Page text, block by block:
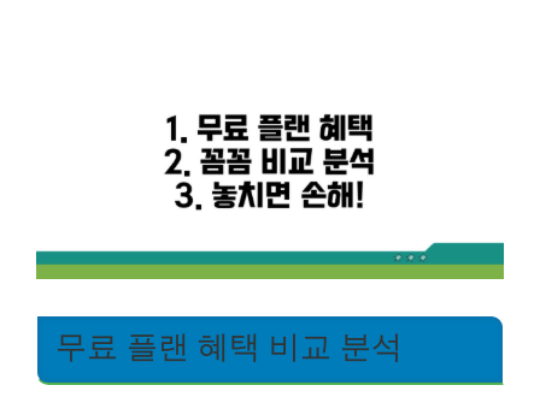
무료 플랜 혜택 비교 분석